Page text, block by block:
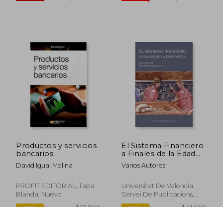
50%
dcto.
$ 157.403 40%
dcto.
Productos y servicios
bancarios
David Igual Molina
PROFIT EDITORIAL, Tapa
Blanda, Nuevo
El Sistema Financiero
a Finales de la Edad
Media: Agentes,
Instrumentos y
Varios Autores
Universitat De Valencia.
Servei De Publicacions,
Tapa Blanda, Nuevo